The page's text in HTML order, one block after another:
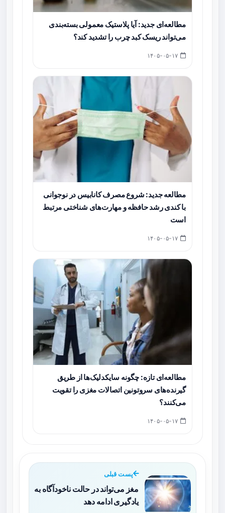
مطالعه‌ای جدید: آیا پلاستیک معمولی بسته‌بندی
می‌تواند ریسک کبد چرب را تشدید کند؟
مطالعه جدید: شروع مصرف کانابیس در نوجوانی
با کندی رشد حافظه و مهارت‌های شناختی مرتبط
است
مطالعه‌ای تازه: چگونه سایکدلیک‌ها از طریق
گیرنده‌های سروتونین اتصالات مغزی را تقویت
می‌کنند؟
پست قبلی
مغز می‌تواند در حالت ناخودآگاه به
یادگیری ادامه دهد